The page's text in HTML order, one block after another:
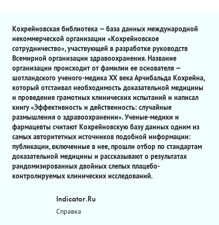
Кохрейновская библиотека — база данных международной
некоммерческой организации «Кохрейновское
сотрудничество», участвующей в разработке руководств
Всемирной организации здравоохранения. Название
организации происходит от фамилии ее основателя —
шотландского ученого-медика XX века Арчибальда Кохрейна,
который отстаивал необходимость доказательной медицины
и проведения грамотных клинических испытаний и написал
книгу «Эффективность и действенность: случайные
размышления о здравоохранении». Ученые-медики и
фармацевты считают Кохрейновскую базу данных одним из
самых авторитетных источников подобной информации:
публикации, включенные в нее, прошли отбор по стандартам
доказательной медицины и рассказывают о результатах
рандомизированных двойных слепых плацебо-
контролируемых клинических исследований.
Indicator.Ru
Справка